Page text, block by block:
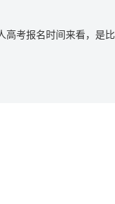
高考报名时间来看，是比